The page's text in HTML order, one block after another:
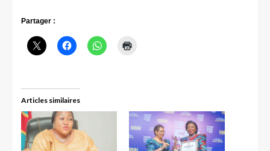
Partager :
Articles similaires